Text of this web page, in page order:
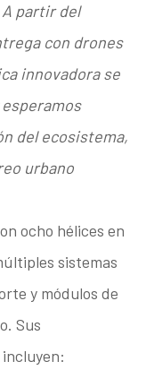
partir del
con drones
innovadora se
del ecosistema,
urbano
ocho hélices en
sistemas
y módulos de
Sus